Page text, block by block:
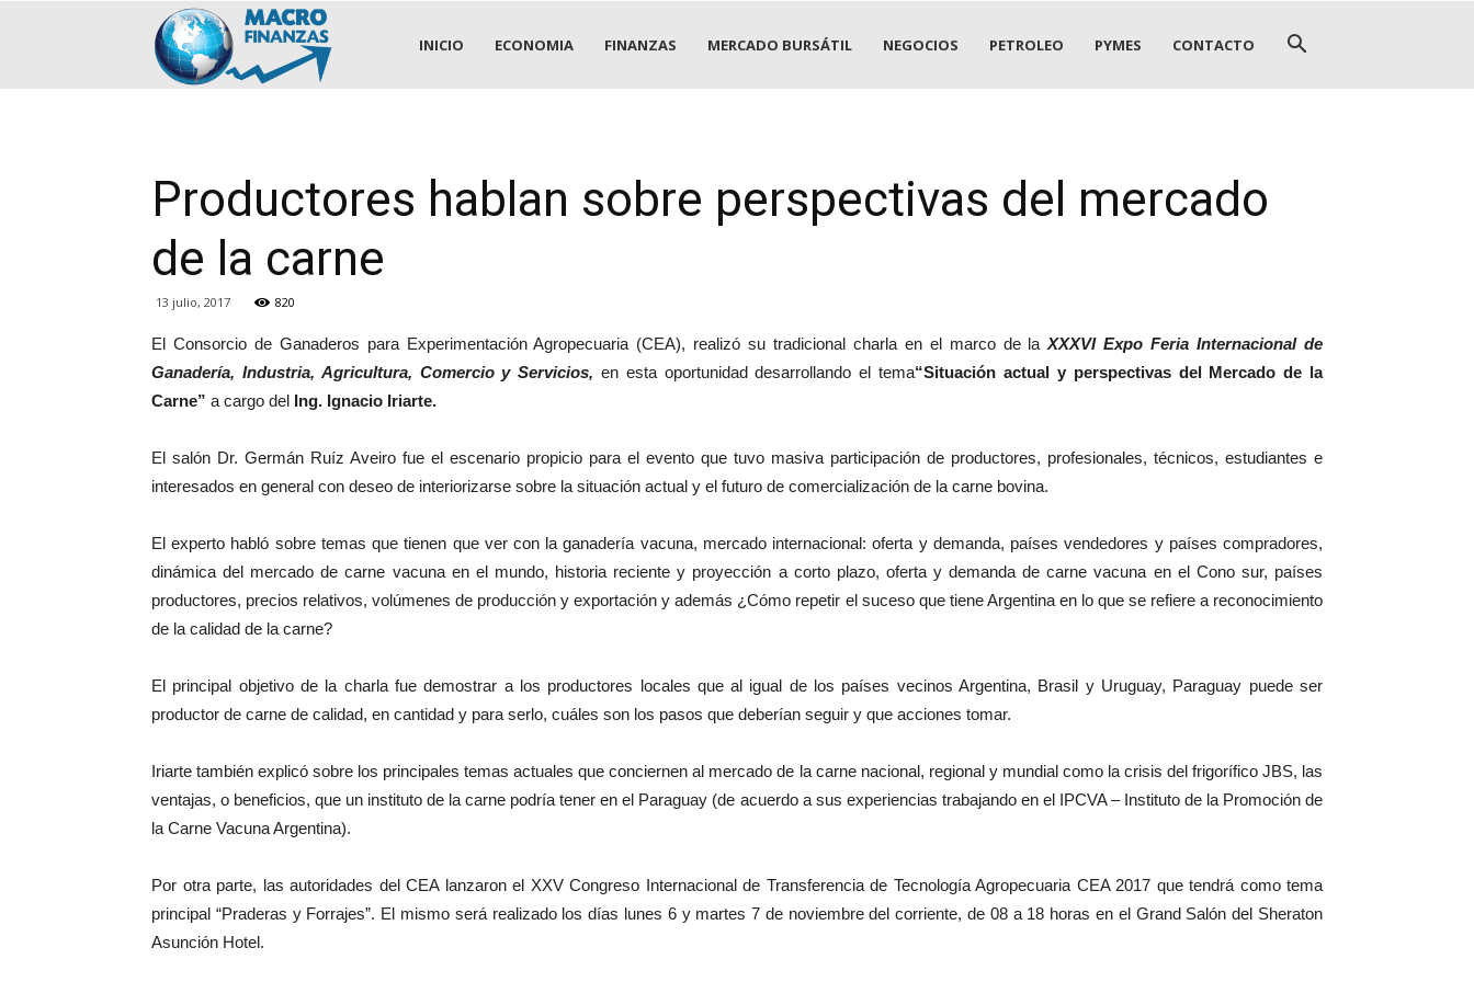
.::MACROFINANZAS::.
INICIO ECONOMIA FINANZAS MERCADO BURSÁTIL NEGOCIOS PETROLEO PYMES CONTACTO
Productores hablan sobre perspectivas del mercado
de la carne
13 julio, 2017 820
El Consorcio de Ganaderos para Experimentación Agropecuaria (CEA), realizó su tradicional charla en el marco de la XXXVI Expo Feria Internacional de
Ganadería, Industria, Agricultura, Comercio y Servicios, en esta oportunidad desarrollando el tema“Situación actual y perspectivas del Mercado de la
Carne” a cargo del Ing. Ignacio Iriarte.
El salón Dr. Germán Ruíz Aveiro fue el escenario propicio para el evento que tuvo masiva participación de productores, profesionales, técnicos, estudiantes e
interesados en general con deseo de interiorizarse sobre la situación actual y el futuro de comercialización de la carne bovina.
El experto habló sobre temas que tienen que ver con la ganadería vacuna, mercado internacional: oferta y demanda, países vendedores y países compradores,
dinámica del mercado de carne vacuna en el mundo, historia reciente y proyección a corto plazo, oferta y demanda de carne vacuna en el Cono sur, países
productores, precios relativos, volúmenes de producción y exportación y además ¿Cómo repetir el suceso que tiene Argentina en lo que se refiere a reconocimiento
de la calidad de la carne?
El principal objetivo de la charla fue demostrar a los productores locales que al igual de los países vecinos Argentina, Brasil y Uruguay, Paraguay puede ser
productor de carne de calidad, en cantidad y para serlo, cuáles son los pasos que deberían seguir y que acciones tomar.
Iriarte también explicó sobre los principales temas actuales que conciernen al mercado de la carne nacional, regional y mundial como la crisis del frigorífico JBS, las
ventajas, o beneficios, que un instituto de la carne podría tener en el Paraguay (de acuerdo a sus experiencias trabajando en el IPCVA – Instituto de la Promoción de
la Carne Vacuna Argentina).
Por otra parte, las autoridades del CEA lanzaron el XXV Congreso Internacional de Transferencia de Tecnología Agropecuaria CEA 2017 que tendrá como tema
principal “Praderas y Forrajes”. El mismo será realizado los días lunes 6 y martes 7 de noviembre del corriente, de 08 a 18 horas en el Grand Salón del Sheraton
Asunción Hotel.